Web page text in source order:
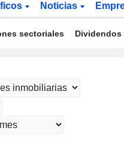
Noticias
sectoriales